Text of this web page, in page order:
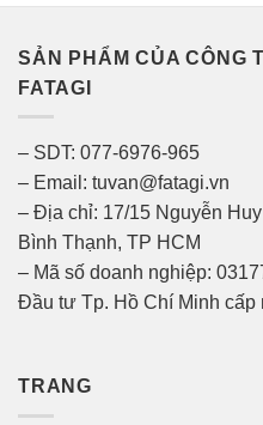
SẢN PHẨM CỦA CÔNG
FATAGI
– SDT: 077-6976-965
– Email: tuvan@fatagi.vn
– Địa chỉ: 17/15 Nguyễn
Bình Thạnh, TP HCM
– Mã số doanh nghiệp:
Đầu tư Tp. Hồ Chí Minh cấp
TRANG